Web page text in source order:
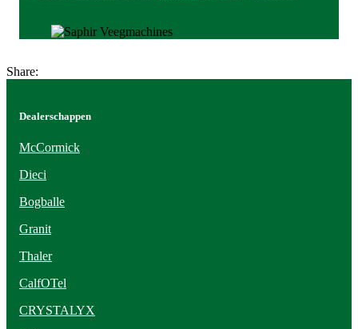
Share:
Dealerschappen
McCormick
Dieci
Bogballe
Granit
Thaler
CalfOTel
CRYSTALYX